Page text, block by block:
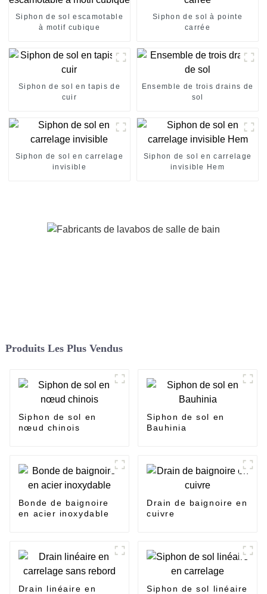
Siphon de sol escamotable
à motif cubique
Siphon de sol à pointe
carrée
Siphon de sol en tapis de
cuir
Ensemble de trois drains de
sol
Siphon de sol en carrelage
invisible
Siphon de sol en carrelage
invisible Hem
Produits Les Plus Vendus
Siphon de sol en
nœud chinois
Siphon de sol en
Bauhinia
Bonde de baignoire
en acier inoxydable
Drain de baignoire en
cuivre
Drain linéaire en Siphon de sol linéaire